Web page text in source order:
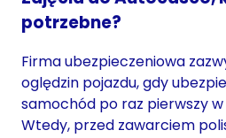
potrzebne?
Firma ubezpieczeniowa
oględzin pojazdu, gdy
samochód po raz pierwszy
Wtedy, przed zawarciem